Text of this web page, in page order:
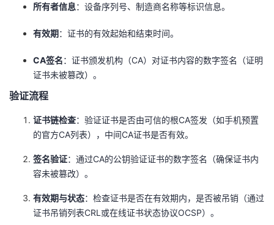
​所有者信息​​：设备序列号、制造商名称等标识信息。
​有效期​​：证书的有效起始和结束时间。
​CA签名​​：证书颁发机构（CA）对证书内容的数字签名（证明
证书未被篡改）。
​验证流程​
​证书链检查​​：验证证书是否由可信的根CA签发（如手机预置
的官方CA列表），中间CA证书是否有效。
​签名验证​​：通过CA的公钥验证证书的数字签名（确保证书内
容未被篡改）。
​有效期与状态​​：检查证书是否在有效期内，是否被吊销（通过
证书吊销列表CRL或在线证书状态协议OCSP）。